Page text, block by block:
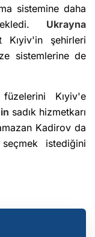
sistemine daha
Ukrayna
Kıyiv'in şehirleri
sistemlerine de
Kıyiv'e
sadık hizmetkarı
Kadirov da
istediğini